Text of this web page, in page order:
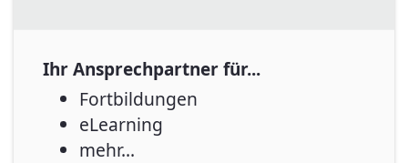
Ihr Ansprechpartner für...
Fortbildungen
eLearning
mehr...